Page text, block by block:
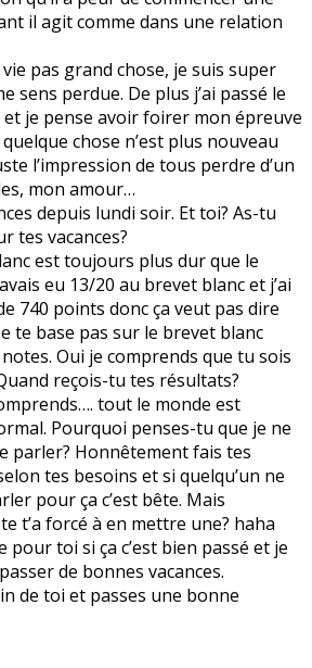
il agit comme dans une relation
pas grand chose, je suis super
sens perdue. De plus j’ai passé le
et je pense avoir foirer mon épreuve
chose n’est plus nouveau
l’impression de tous perdre d’un
mon amour…
depuis lundi soir. Et toi? As-tu
tes vacances?
est toujours plus dur que le
eu 13/20 au brevet blanc et j’ai
740 points donc ça veut pas dire
te base pas sur le brevet blanc
Oui je comprends que tu sois
reçois-tu tes résultats?
tout le monde est
Pourquoi penses-tu que je ne
parler? Honnêtement fais tes
tes besoins et si quelqu’un ne
pour ça c’est bête. Mais
t’a forcé à en mettre une? haha
pour toi si ça c’est bien passé et je
de bonnes vacances.
de toi et passes une bonne